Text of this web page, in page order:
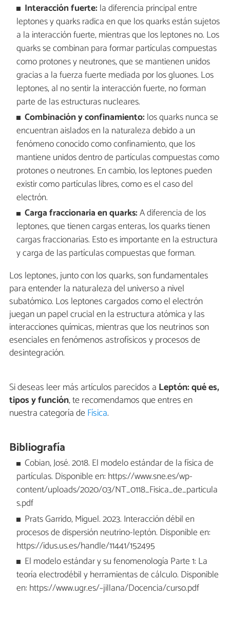
Interacción fuerte: la diferencia principal entre
leptones y quarks radica en que los quarks están sujetos
a la interacción fuerte, mientras que los leptones no. Los
quarks se combinan para formar partículas compuestas
como protones y neutrones, que se mantienen unidos
gracias a la fuerza fuerte mediada por los gluones. Los
leptones, al no sentir la interacción fuerte, no forman
parte de las estructuras nucleares.
Combinación y confinamiento: los quarks nunca se
encuentran aislados en la naturaleza debido a un
fenómeno conocido como confinamiento, que los
mantiene unidos dentro de partículas compuestas como
protones o neutrones. En cambio, los leptones pueden
existir como partículas libres, como es el caso del
electrón.
Carga fraccionaria en quarks:A diferencia de los
leptones, que tienen cargas enteras, los quarks tienen
cargas fraccionarias. Esto es importante en la estructura
y carga de las partículas compuestas que forman.
Los leptones, junto con los quarks, son fundamentales
para entender la naturaleza del universo a nivel
subatómico. Los leptones cargados como el electrón
juegan un papel crucial en la estructura atómica y las
interacciones químicas, mientras que los neutrinos son
esenciales en fenómenos astrofísicos y procesos de
desintegración.
Si deseas leer más artículos parecidos a Leptón: qué es,
tipos y función, te recomendamos que entres en
nuestra categoría deFísica.
Bibliografía
Cobian, José. 2018. El modelo estándar de la física de
partículas. Disponible en: https://www.sne.es/wp-
content/uploads/2020/03/NT_0118_Fisica_de_particula
s.pdf
Prats Garrido, Miguel. 2023. Interacción débil en
procesos de dispersión neutrino-leptón. Disponible en:
https://idus.us.es/handle/11441/152495
El modelo estándar y su fenomenología Parte 1: La
teoría electrodébil y herramientas de cálculo. Disponible
en: https://www.ugr.es/~jillana/Docencia/curso.pdf